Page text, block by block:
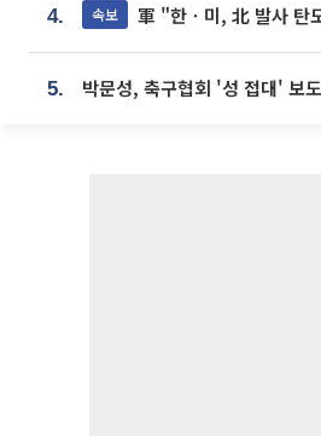
4. 속보 軍 "한ㆍ미, 北 발사 탄도미사
5.